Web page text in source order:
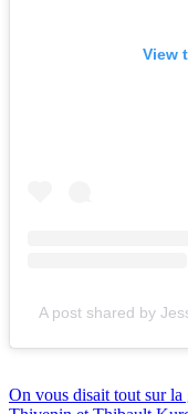
View
A post shared by
On vous disait tout sur la